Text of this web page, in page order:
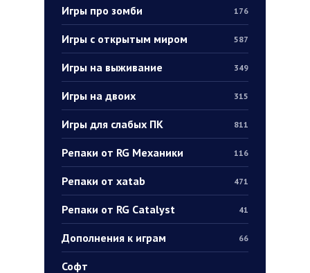
Игры про зомби 176
Игры с открытым миром 587
Игры на выживание 349
Игры на двоих 315
Игры для слабых ПК 811
Репаки от RG Механики 116
Репаки от xatab 471
Репаки от RG Catalyst 41
Дополнения к играм 66
Софт